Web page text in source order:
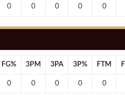
0 0 0 0 0
FG% 3PM 3PA 3P% FTM
0 0 0 0 0